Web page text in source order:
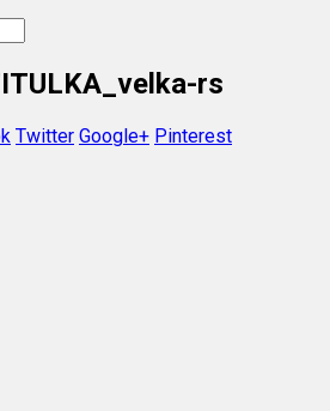
rs
Twitter Google+ Pinterest